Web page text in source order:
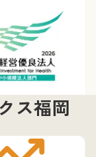
ス福岡